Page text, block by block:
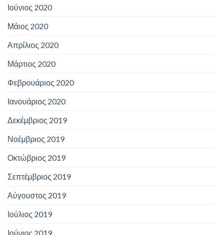
Ιούνιος 2020
Μάιος 2020
Απρίλιος 2020
Μάρτιος 2020
Φεβρουάριος 2020
Ιανουάριος 2020
Δεκέμβριος 2019
Νοέμβριος 2019
Οκτώβριος 2019
Σεπτέμβριος 2019
Αύγουστος 2019
Ιούλιος 2019
Ιούνιος 2019